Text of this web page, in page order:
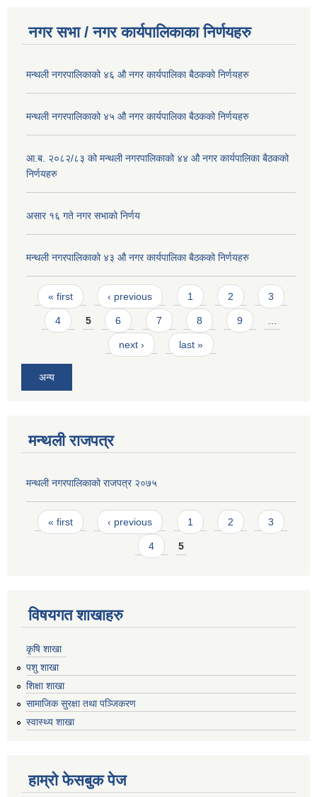
नगर सभा / नगर कार्यपालिकाका निर्णयहरु
मन्थली नगरपालिकाको ४६ औ नगर कार्यपालिका बैठकको निर्णयहरु
मन्थली नगरपालिकाको ४५ औ नगर कार्यपालिका बैठकको निर्णयहरु
आ.ब. २०८२/८३ को मन्थली नगरपालिकाको ४४ औ नगर कार्यपालिका बैठकको
निर्णयहरु
असार १६ गते नगर सभाको निर्णय
मन्थली नगरपालिकाको ४३ औ नगर कार्यपालिका बैठकको निर्णयहरु
Pages
« first ‹ previous 1 2 3
4 5 6 7 8 9
next › last »
अन्य
मन्थली राजपत्र
मन्थली नगरपालिकाको राजपत्र २०७५
Pages
« first ‹ previous 1 2 3
4 5
विषयगत शाखाहरु
कृषि शाखा
पशु शाखा
शिक्षा शाखा
सामाजिक सुरक्षा तथा पञ्जिकरण
स्वास्थ्य शाखा
हाम्रो फेसबुक पेज